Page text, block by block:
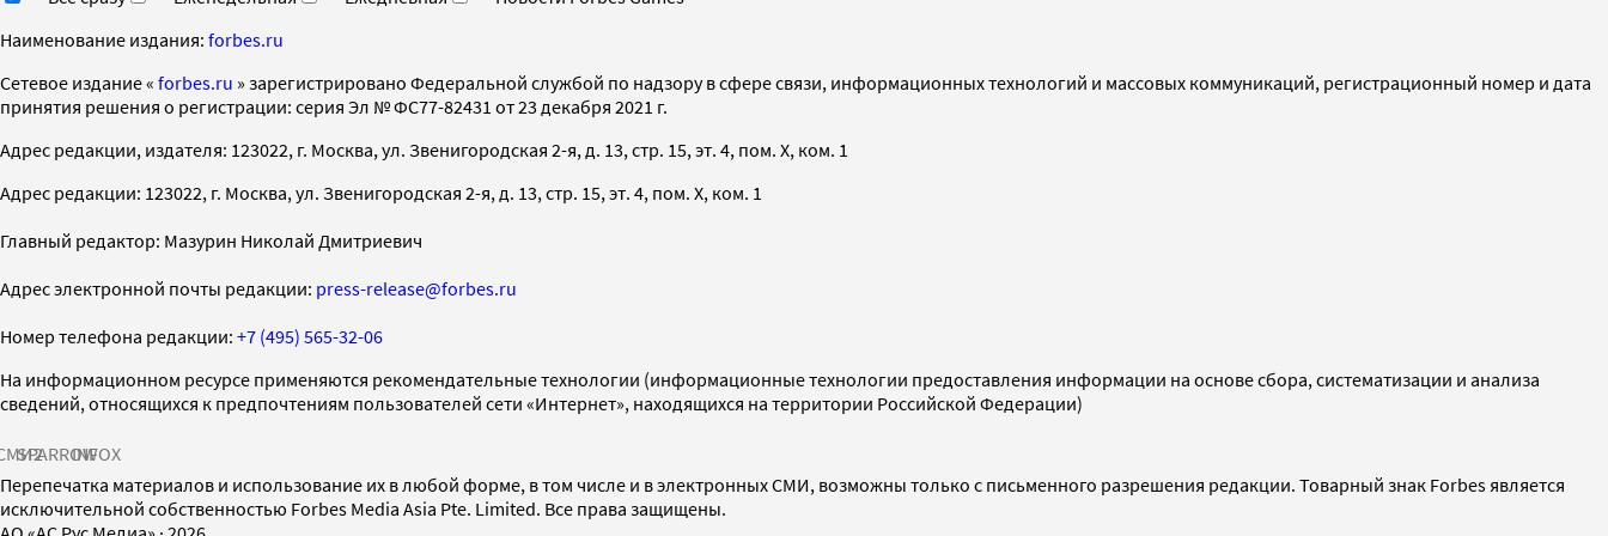
Наименование издания: forbes.ru
Cетевое издание « forbes.ru » зарегистрировано Федеральной службой по надзору в сфере связи, информационных технологий и массовых коммуникаций, регистрационный номер и дата
принятия решения о регистрации: серия Эл № ФС77-82431 от 23 декабря 2021 г.
Адрес редакции, издателя: 123022, г. Москва, ул. Звенигородская 2-я, д. 13, стр. 15, эт. 4, пом. X, ком. 1
Адрес редакции: 123022, г. Москва, ул. Звенигородская 2-я, д. 13, стр. 15, эт. 4, пом. X, ком. 1
Главный редактор: Мазурин Николай Дмитриевич
Адрес электронной почты редакции: press-release@forbes.ru
Номер телефона редакции: +7 (495) 565-32-06
На информационном ресурсе применяются рекомендательные технологии (информационные технологии предоставления информации на основе сбора, систематизации и анализа
сведений, относящихся к предпочтениям пользователей сети «Интернет», находящихся на территории Российской Федерации)
SPARROWINFOX
Перепечатка материалов и использование их в любой форме, в том числе и в электронных СМИ, возможны только с письменного разрешения редакции. Товарный знак Forbes является
исключительной собственностью Forbes Media Asia Pte. Limited. Все права защищены.